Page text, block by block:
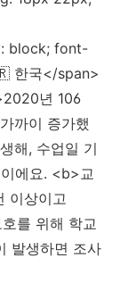
block; font-
한국</span>
년 106
까이 증가했
해, 수업일 기
에요. <b>교
이상이고
를 위해 학교
발생하면 조사